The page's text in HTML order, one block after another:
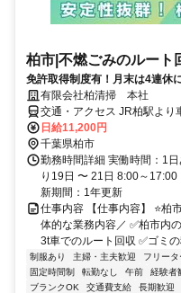
柏市|不燃ごみのルート
免許取得制度有！月末は4連休
有限会社柏清掃 本社
交通・アクセス JR柏駅より
日給11,200円
千葉県柏市
勤務時間詳細 実働時間：1
り19日 〜 21日 8:00～
新期間：1年更新
仕事内容 【仕事内容】 ⭐柏
体的な業務内容／ ✅柏市内
3t車でのルート回収 ✅ゴミ
制服あり 主婦・主夫歓迎 フリータ
固定時間制
転勤なし 午前 経験者
ブランクOK
交通費支給 長期歓迎